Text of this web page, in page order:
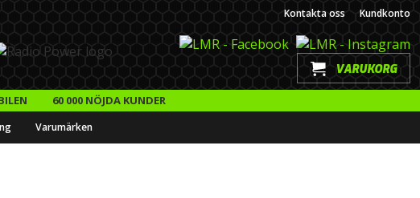
Kontakta oss Kundkonto
VARUKORG
60 000 NÖJDA KUNDER
Varumärken